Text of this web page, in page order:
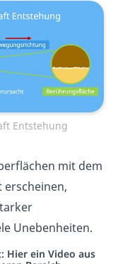
Entstehung
mit dem
erscheinen,
Unebenheiten.
Hier ein Video aus